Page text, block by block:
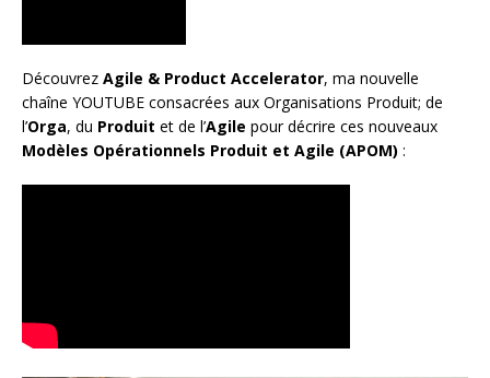
Découvrez Agile & Product Accelerator, ma nouvelle
chaîne YOUTUBE consacrées aux Organisations Produit; de
l’Orga, du Produit et de l’Agile pour décrire ces nouveaux
Modèles Opérationnels Produit et Agile (APOM) :